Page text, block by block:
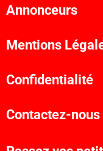
Annonceurs
Mentions
Confidentialité
Contactez-nous